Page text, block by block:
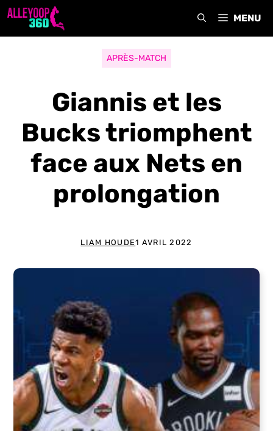
Aller
MENU
APRÈS-MATCH
Giannis et les
Bucks triomphent
face aux Nets en
prolongation
LIAM HOUDE1 AVRIL 2022